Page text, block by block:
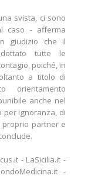
svista, ci sono
caso - afferma
giudizio che il
tutte le
poiché, in
a titolo di
orientamento
anche nel
per ignoranza, di
partner e
- LaSicilia.it -
-